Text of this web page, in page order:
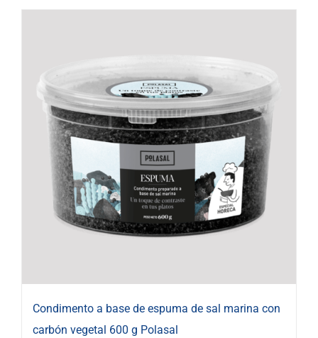
Condimento a base de espuma de sal marina con
carbón vegetal 600 g Polasal